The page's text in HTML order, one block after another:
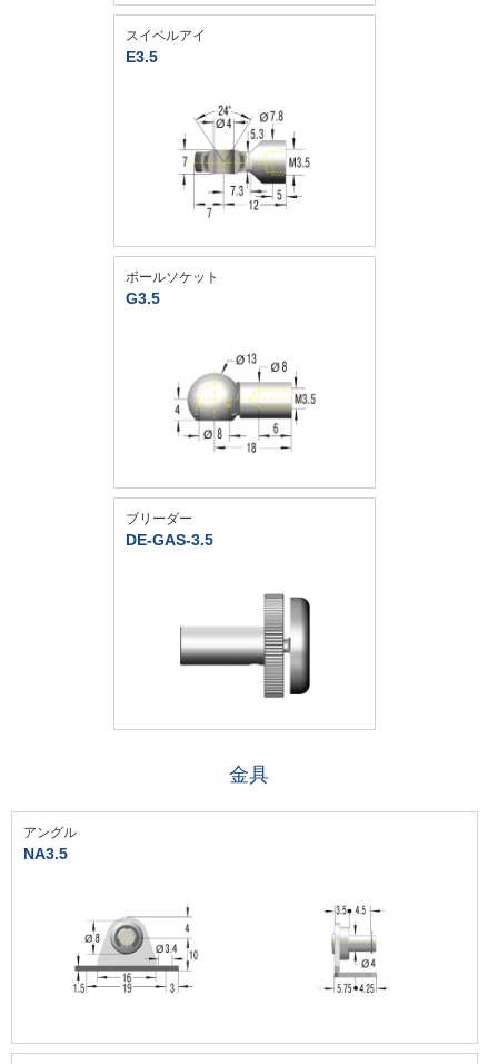
スイベルアイ
E3.5
ボールソケット
G3.5
ブリーダー
DE-GAS-3.5
金具
アングル
NA3.5